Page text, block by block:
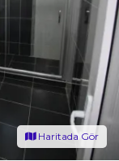
Haritada Gör